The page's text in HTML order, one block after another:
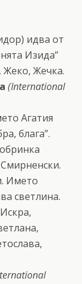
идва от
Изида”
Жеко, Жечка.
(International
Агатия
блага”.
Името
светлина.